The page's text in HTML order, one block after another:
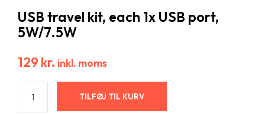
USB travel kit, each 1x USB port,
5W/7.5W
129 kr. inkl. moms
TILFØJ TIL KURV